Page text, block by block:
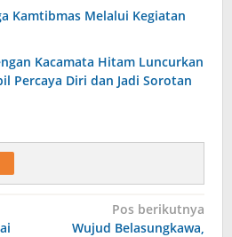
Kamtibmas Melalui Kegiatan
Kacamata Hitam Luncurkan
Percaya Diri dan Jadi Sorotan
Pos berikutnya
Wujud Belasungkawa,